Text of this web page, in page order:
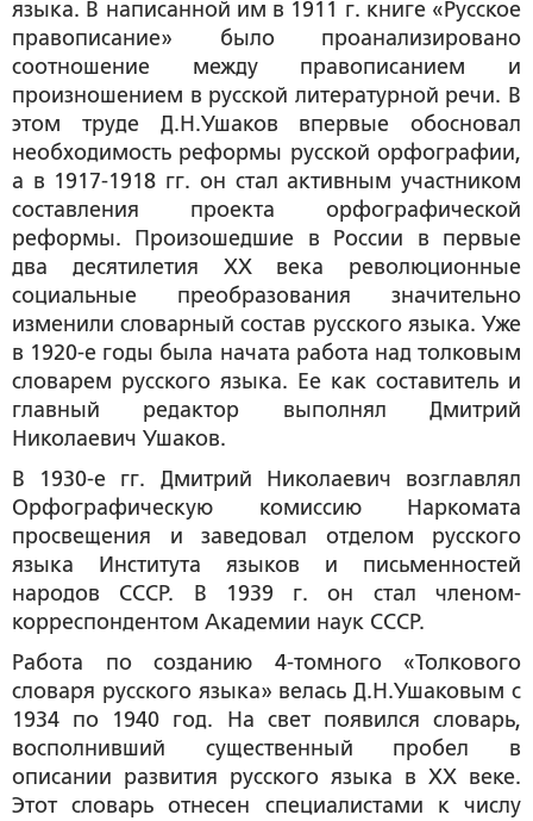
языка. В написанной им в 1911 г. книге «Русское
правописание» было проанализировано
соотношение между правописанием и
произношением в русской литературной речи. В
этом труде Д.Н.Ушаков впервые обосновал
необходимость реформы русской орфографии,
а в 1917-1918 гг. он стал активным участником
составления проекта орфографической
реформы. Произошедшие в России в первые
два десятилетия XX века революционные
социальные преобразования значительно
изменили словарный состав русского языка. Уже
в 1920-е годы была начата работа над толковым
словарем русского языка. Ее как составитель и
главный редактор выполнял Дмитрий
Николаевич Ушаков.
В 1930-е гг. Дмитрий Николаевич возглавлял
Орфографическую комиссию Наркомата
просвещения и заведовал отделом русского
языка Института языков и письменностей
народов СССР. В 1939 г. он стал членом-
корреспондентом Академии наук СССР.
Работа по созданию 4-томного «Толкового
словаря русского языка» велась Д.Н.Ушаковым с
1934 по 1940 год. На свет появился словарь,
восполнивший существенный пробел в
описании развития русского языка в XX веке.
Этот словарь отнесен специалистами к числу